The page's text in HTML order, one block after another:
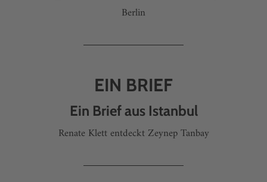
Berlin
EIN BRIEF
Ein Brief aus Istanbul
Renate Klett entdeckt Zeynep Tanbay